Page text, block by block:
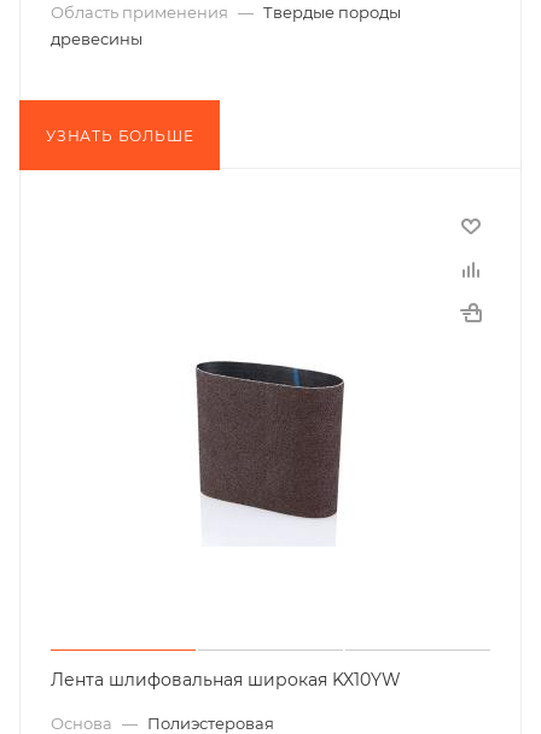
Область применения — Твердые породы
древесины
УЗНАТЬ БОЛЬШЕ
Лента шлифовальная широкая KX10YW
Основа — Полиэстеровая